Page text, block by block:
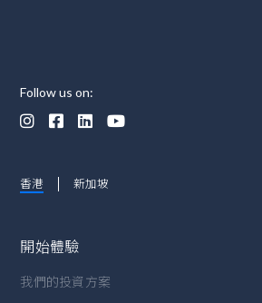
Follow us on:
   
香港 新加坡
開始體驗
我們的投資方案